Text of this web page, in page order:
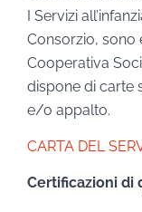
I Servizi
Consorzio, sono
Cooperativa
dispone di carte
e/o appalto.
CARTA DEL
Certificazioni di